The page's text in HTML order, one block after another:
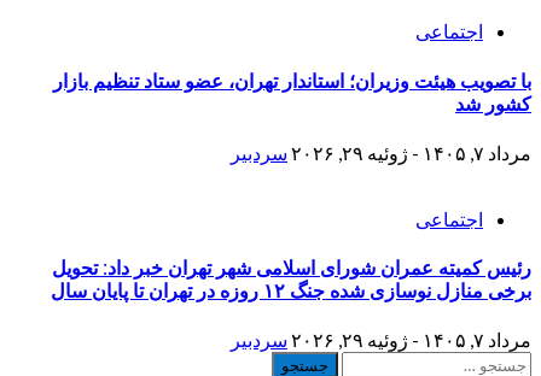
اجتماعی
با تصویب هیئت وزیران؛ استاندار تهران، عضو ستاد تنظیم بازار
کشور شد
مرداد ۷, ۱۴۰۵ - ژوئیه ۲۹, ۲۰۲۶ سردبیر
اجتماعی
رئیس کمیته عمران شورای اسلامی شهر تهران خبر داد: تحویل
برخی منازل نوسازی شده جنگ ۱۲ روزه در تهران تا پایان سال
مرداد ۷, ۱۴۰۵ - ژوئیه ۲۹, ۲۰۲۶
سردبیر
جستجو